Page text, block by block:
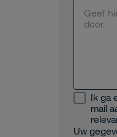
Ik ga
mail
Uw